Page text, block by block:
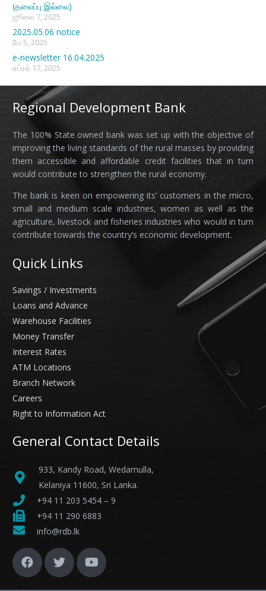
(தலைப்பு இல்லை)
ஜூலை 7, 2025
2025.05.06 notice
மே 5, 2025
e-newsletter 16.04.2025
ஏப்ரல் 17, 2025
Regional Development Bank
The 100% State owned bank was set up with the objective of
improving the living standards of the rural masses by providing
them accessible and affordable credit facilities that in turn
would contribute to strengthen the rural economy.
The bank is keen on empowering its’ customers in the micro,
small and medium scale industries, women as well as the
agriculture, livestock and fisheries industries who would in turn
contribute towards the country’s economic development.
Quick Links
Savings / Investments
Loans and Advance
Warehouse Facilities
Money Transfer
Interest Rates
ATM Locations
Branch Network
Careers
Right to Information Act
General Contact Details
933, Kandy Road, Wedamulla,
Kelaniya 11600, Sri Lanka.
+94 11 203 5454 – 9
+94 11 290 6883
info@rdb.lk